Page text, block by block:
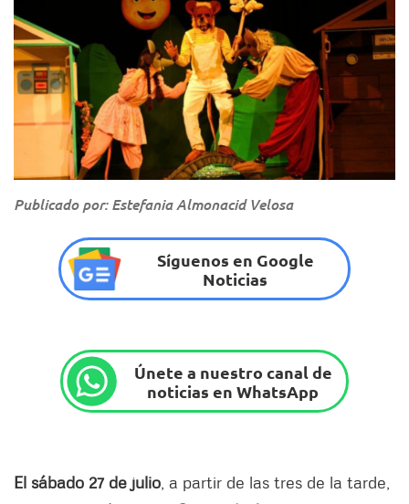
Publicado por: Estefania Almonacid Velosa
Síguenos en Google
Noticias
Únete a nuestro canal de
noticias en WhatsApp
El sábado 27 de julio , a partir de las tres de la tarde,